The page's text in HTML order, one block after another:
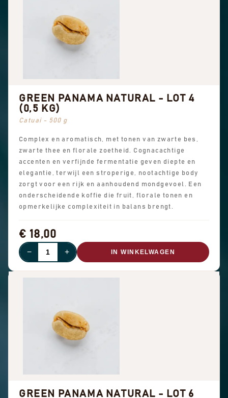
GREEN PANAMA NATURAL - LOT 4
(0,5 KG)
Catuai - 500 g
Complex en aromatisch, met tonen van zwarte bes,
zwarte thee en florale zoetheid. Cognacachtige
accenten en verfijnde fermentatie geven diepte en
elegantie, terwijl een stroperige, nootachtige body
zorgt voor een rijk en aanhoudend mondgevoel. Een
onderscheidende koffie die fruit, florale tonen en
opmerkelijke complexiteit in balans brengt.
€ 18,00
− + IN WINKELWAGEN
GREEN PANAMA NATURAL - LOT 6